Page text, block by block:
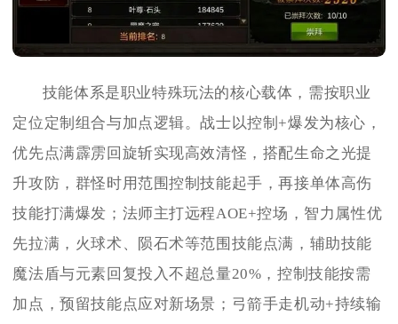
技能体系是职业特殊玩法的核心载体，需按职业
定位定制组合与加点逻辑。战士以控制+爆发为核心，
优先点满霹雳回旋斩实现高效清怪，搭配生命之光提
升攻防，群怪时用范围控制技能起手，再接单体高伤
技能打满爆发；法师主打远程AOE+控场，智力属性优
先拉满，火球术、陨石术等范围技能点满，辅助技能
魔法盾与元素回复投入不超总量20%，控制技能按需
加点，预留技能点应对新场景；弓箭手走机动+持续输